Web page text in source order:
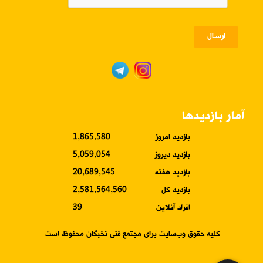
ارسـال
آمار بازدیدها
بازدید امروز
1,865,580
بازدید دیروز
5,059,054
بازدید هفته
20,689,545
بازدید کل
2,581,564,560
افراد آنلاین
39
کلیه حقوق وب‌سایت برای مجتمع فنی نخبگان محفوظ است